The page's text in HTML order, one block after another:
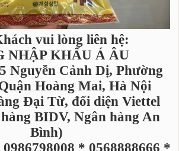
vui lòng liên hệ:
NHẬP KHẨU Á ÂU
Nguyễn Cảnh Dị, Phường
Hoàng Mai, Hà Nội
Đại Từ, đối diện Viettel
BIDV, Ngân hàng An
Bình)
* 0568888666 *